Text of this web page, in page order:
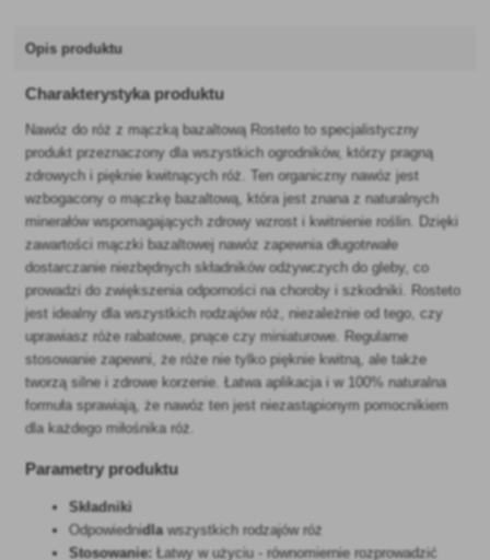
Opis produktu
Charakterystyka produktu
Nawóz do róż z mączką bazaltową Rosteto to specjalistyczny
produkt przeznaczony dla wszystkich ogrodników, którzy pragną
zdrowych i pięknie kwitnących róż. Ten organiczny nawóz jest
wzbogacony o mączkę bazaltową, która jest znana z naturalnych
minerałów wspomagających zdrowy wzrost i kwitnienie roślin. Dzięki
zawartości mączki bazaltowej nawóz zapewnia długotrwałe
dostarczanie niezbędnych składników odżywczych do gleby, co
prowadzi do zwiększenia odporności na choroby i szkodniki. Rosteto
jest idealny dla wszystkich rodzajów róż, niezależnie od tego, czy
uprawiasz róże rabatowe, pnące czy miniaturowe. Regularne
stosowanie zapewni, że róże nie tylko pięknie kwitną, ale także
tworzą silne i zdrowe korzenie. Łatwa aplikacja i w 100% naturalna
formuła sprawiają, że nawóz ten jest niezastąpionym pomocnikiem
dla każdego miłośnika róż.
Parametry produktu
Składniki
Odpowiednidlawszystkich rodzajów róż
Stosowanie: Łatwy w użyciu - równomiernie rozprowadzić